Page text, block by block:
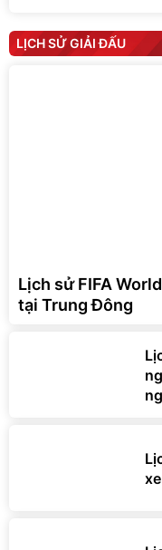
LỊCH SỬ GIẢI ĐẤU
Lịch sử FIFA
tại Trung Đông